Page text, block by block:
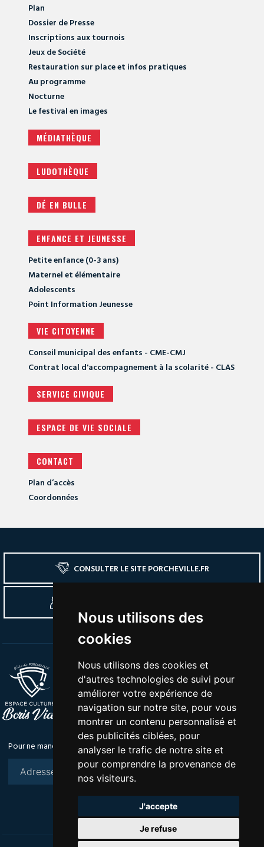
Nous utilisons des
cookies
Nous utilisons des cookies et
d'autres technologies de suivi pour
améliorer votre expérience de
navigation sur notre site, pour vous
montrer un contenu personnalisé et
des publicités ciblées, pour
analyser le trafic de notre site et
pour comprendre la provenance de
nos visiteurs.
J'accepte
Je refuse
Plan
Dossier de Presse
Inscriptions aux tournois
Jeux de Société
Restauration sur place et infos pratiques
Au programme
Nocturne
Le festival en images
MÉDIATHÈQUE
LUDOTHÈQUE
DÉ EN BULLE
ENFANCE ET JEUNESSE
Petite enfance (0-3 ans)
Maternel et élémentaire
Adolescents
Point Information Jeunesse
VIE CITOYENNE
Conseil municipal des enfants - CME-CMJ
Contrat local d'accompagnement à la scolarité - CLAS
SERVICE CIVIQUE
ESPACE DE VIE SOCIALE
CONTACT
Plan d’accès
Coordonnées
CONSULTER LE SITE PORCHEVILLE.FR
Tél :01 30 63 30 80
Mail :loisirs.culture@mairie-porcheville.fr
Adresse :Rue de la Grande Remise | 78440
Porcheville
Pour ne manquer aucun rendez-vous, inscrivez vous à notre newsletter
S'ABONNER